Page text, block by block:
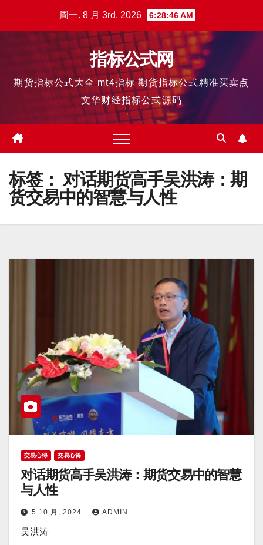
周一. 8 月 3rd, 2026 6:28:46 AM
指标公式网
期货指标公式大全 mt4指标 期货指标公式精准买卖点
文华财经指标公式源码
标签：对话期货高手吴洪涛：期
货交易中的智慧与人性
交易心得 交易心得
对话期货高手吴洪涛：期货交易中的智慧
与人性
5 10 月, 2024 ADMIN
吴洪涛